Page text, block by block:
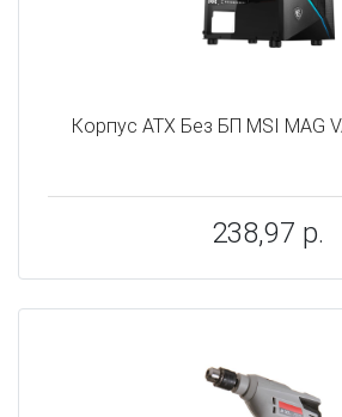
Корпус ATX Без БП MSI MAG
238,97 р.